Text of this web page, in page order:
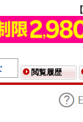
閲覧履歴